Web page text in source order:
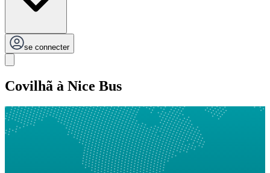
se connecter
Covilhã à Nice Bus